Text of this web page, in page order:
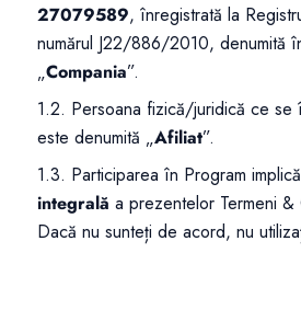
27079589, înregistrată la
numărul J22/886/2010, denumită
„Compania”.
1.2. Persoana fizică/juridică ce se
este denumită „Afiliat”.
1.3. Participarea în Program implică
integrală a prezentelor Termeni &
Dacă nu sunteți de acord, nu